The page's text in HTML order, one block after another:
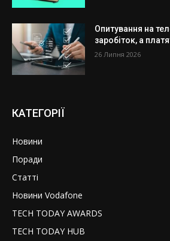
Опитування на
заробіток, а
26 Липня 2026
КАТЕГОРІЇ
Новини
Поради
Статті
Новини Vodafone
TECH TODAY AWARDS
TECH TODAY HUB